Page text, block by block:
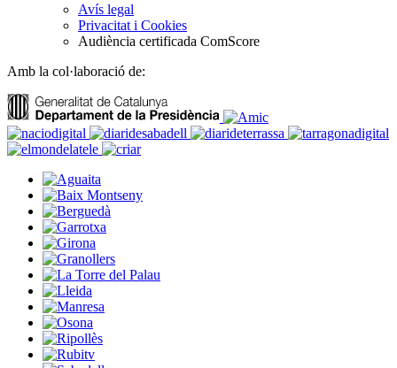
Avís legal
Privacitat i Cookies
Audiència certificada ComScore
Amb la col·laboració de: